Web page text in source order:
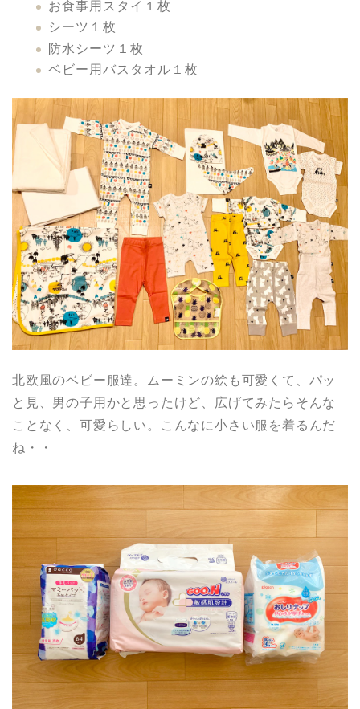
お食事用スタイ１枚
シーツ１枚
防水シーツ１枚
ベビー用バスタオル１枚
北欧風のベビー服達。ムーミンの絵も可愛くて、パッ
と見、男の子用かと思ったけど、広げてみたらそんな
ことなく、可愛らしい。こんなに小さい服を着るんだ
ね・・